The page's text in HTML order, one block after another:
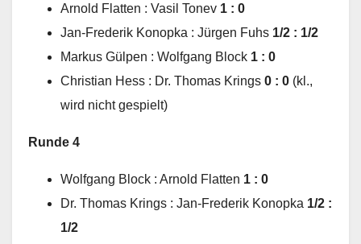
Arnold Flatten : Vasil Tonev 1 : 0
Jan-Frederik Konopka : Jürgen Fuhs 1/2 : 1/2
Markus Gülpen : Wolfgang Block 1 : 0
Christian Hess : Dr. Thomas Krings 0 : 0 (kl.,
wird nicht gespielt)
Runde 4
Wolfgang Block : Arnold Flatten 1 : 0
Dr. Thomas Krings : Jan-Frederik Konopka 1/2 :
1/2